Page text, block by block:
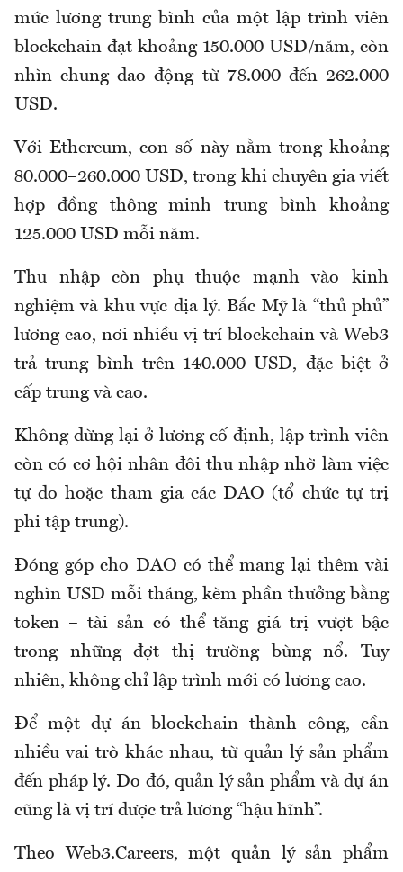
mức lương trung bình của một lập trình viên
blockchain đạt khoảng 150.000 USD/năm, còn
nhìn chung dao động từ 78.000 đến 262.000
USD.
Với Ethereum, con số này nằm trong khoảng
80.000–260.000 USD, trong khi chuyên gia viết
hợp đồng thông minh trung bình khoảng
125.000 USD mỗi năm.
Thu nhập còn phụ thuộc mạnh vào kinh
nghiệm và khu vực địa lý. Bắc Mỹ là “thủ phủ”
lương cao, nơi nhiều vị trí blockchain và Web3
trả trung bình trên 140.000 USD, đặc biệt ở
cấp trung và cao.
Không dừng lại ở lương cố định, lập trình viên
còn có cơ hội nhân đôi thu nhập nhờ làm việc
tự do hoặc tham gia các DAO (tổ chức tự trị
phi tập trung).
Đóng góp cho DAO có thể mang lại thêm vài
nghìn USD mỗi tháng, kèm phần thưởng bằng
token – tài sản có thể tăng giá trị vượt bậc
trong những đợt thị trường bùng nổ. Tuy
nhiên, không chỉ lập trình mới có lương cao.
Để một dự án blockchain thành công, cần
nhiều vai trò khác nhau, từ quản lý sản phẩm
đến pháp lý. Do đó, quản lý sản phẩm và dự án
cũng là vị trí được trả lương “hậu hĩnh”.
Theo Web3.Careers, một quản lý sản phẩm